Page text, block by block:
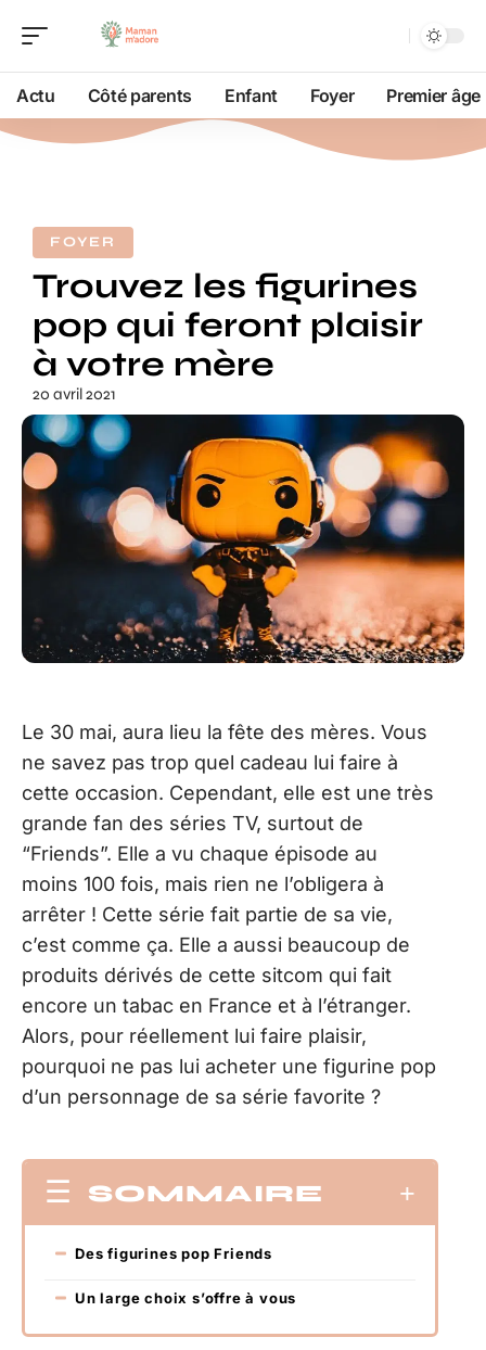
Actu Côté parents Enfant Foyer Premier âge
FOYER
Trouvez les figurines
pop qui feront plaisir
à votre mère
20 avril 2021
Le 30 mai, aura lieu la fête des mères. Vous
ne savez pas trop quel cadeau lui faire à
cette occasion. Cependant, elle est une très
grande fan des séries TV, surtout de
“Friends”. Elle a vu chaque épisode au
moins 100 fois, mais rien ne l’obligera à
arrêter ! Cette série fait partie de sa vie,
c’est comme ça. Elle a aussi beaucoup de
produits dérivés de cette sitcom qui fait
encore un tabac en France et à l’étranger.
Alors, pour réellement lui faire plaisir,
pourquoi ne pas lui acheter une figurine pop
d’un personnage de sa série favorite ?
SOMMAIRE
Des figurines pop Friends
Un large choix s’offre à vous